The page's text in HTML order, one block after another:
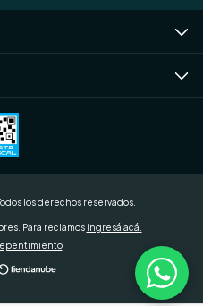
los derechos reservados.
Para reclamos ingresá acá.